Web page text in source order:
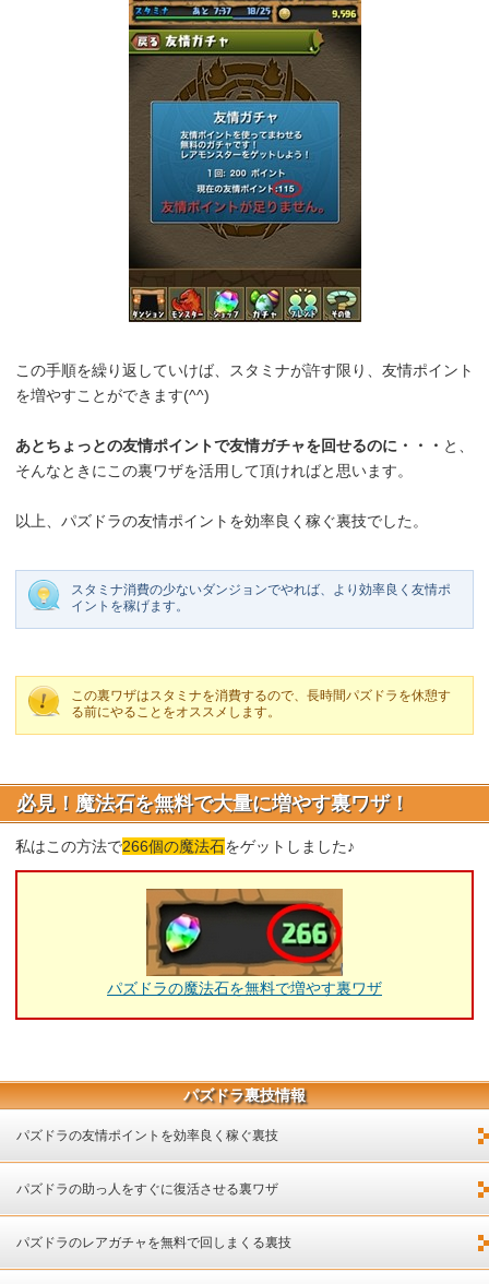
この手順を繰り返していけば、スタミナが許す限り、友情ポイント
を増やすことができます(^^)
あとちょっとの友情ポイントで友情ガチャを回せるのに・・・ と、
そんなときにこの裏ワザを活用して頂ければと思います。
以上、パズドラの友情ポイントを効率良く稼ぐ裏技でした。
スタミナ消費の少ないダンジョンでやれば、より効率良く友情ポ
イントを稼げます。
この裏ワザはスタミナを消費するので、長時間パズドラを休憩す
る前にやることをオススメします。
必見！魔法石を無料で大量に増やす裏ワザ！
私はこの方法で266個の魔法石をゲットしました♪
パズドラの魔法石を無料で増やす裏ワザ
パズドラ裏技情報
パズドラの友情ポイントを効率良く稼ぐ裏技
パズドラの助っ人をすぐに復活させる裏ワザ
パズドラのレアガチャを無料で回しまくる裏技